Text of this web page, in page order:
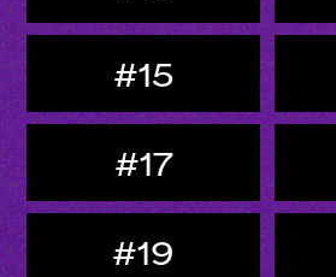
#15
#17
#19